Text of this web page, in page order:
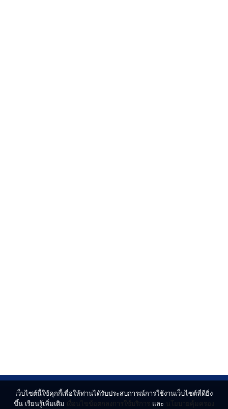
เว็บไซต์นี้ใช้คุกกี้เพื่อให้ท่านได้รับประสบการณ์การใช้งานเว็บไซต์ที่ดียิ่ง
ขึ้น เรียนรู้เพิ่มเติม เงื่อนไขข้อตกลงการใช้บริการ และ นโยบายคุ้มครอง